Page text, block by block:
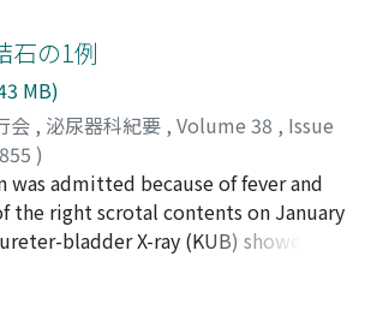
no recurrence of bladder
This was a quite rare case of
tumor characterized by good
chemotherapy.
showed multiple calcifications in the
and ileal conduit were
diagnosis was
patient died 10 weeks after surgery.
heart, lymphnode, ureter and
by autopsy. Primary
bladder is a rare tumor, only 25
previously. The prognosis of
Nineteen of these patients died
石の1例
MB)
会 , 泌尿器科紀要 , Volume 38 , Issue
)
;寺田, 隆久;岸本, 武利;Kawashima,
Noboru;Terada, Takahisa;
was admitted because of fever and
the right scrotal contents on January
bladder X-ray (KUB) showed
calculi which were compressed